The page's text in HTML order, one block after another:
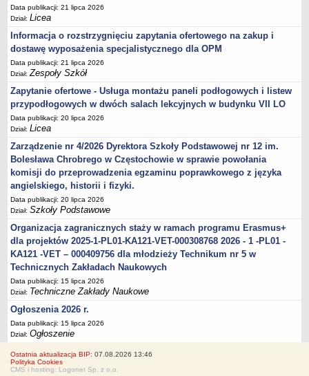
Data publikacji: 21 lipca 2026
Dział:Licea
Informacja o rozstrzygnięciu zapytania ofertowego na zakup i
dostawę wyposażenia specjalistycznego dla OPM
Data publikacji: 21 lipca 2026
Dział:Zespoły Szkół
Zapytanie ofertowe - Usługa montażu paneli podłogowych i listew
przypodłogowych w dwóch salach lekcyjnych w budynku VII LO
Data publikacji: 20 lipca 2026
Dział:Licea
Zarządzenie nr 4/2026 Dyrektora Szkoły Podstawowej nr 12 im.
Bolesława Chrobrego w Częstochowie w sprawie powołania
komisji do przeprowadzenia egzaminu poprawkowego z języka
angielskiego, historii i fizyki.
Data publikacji: 20 lipca 2026
Dział:Szkoły Podstawowe
Organizacja zagranicznych staży w ramach programu Erasmus+
dla projektów 2025-1-PL01-KA121-VET-000308768 2026 - 1 -PL01 -
KA121 -VET – 000409756 dla młodzieży Technikum nr 5 w
Technicznych Zakładach Naukowych
Data publikacji: 15 lipca 2026
Dział: Techniczne Zakłady Naukowe
Ogłoszenia 2026 r.
Data publikacji: 15 lipca 2026
Dział:Ogłoszenie
Ostatnia aktualizacja BIP: 07.08.2026 13:46
Polityka Cookies
CMS i hosting: Logonet Sp. z o.o.